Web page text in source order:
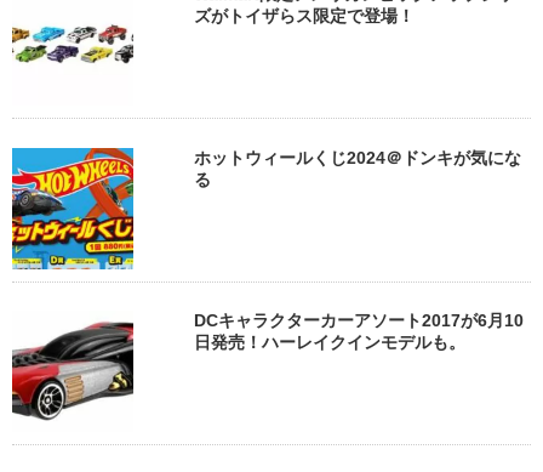
ズがトイザらス限定で登場！
ホットウィールくじ2024＠ドンキが気にな
る
DCキャラクターカーアソート2017が6月10
日発売！ハーレイクインモデルも。